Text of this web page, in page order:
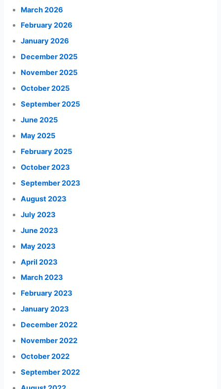
March 2026
February 2026
January 2026
December 2025
November 2025
October 2025
September 2025
June 2025
May 2025
February 2025
October 2023
September 2023
August 2023
July 2023
June 2023
May 2023
April 2023
March 2023
February 2023
January 2023
December 2022
November 2022
October 2022
September 2022